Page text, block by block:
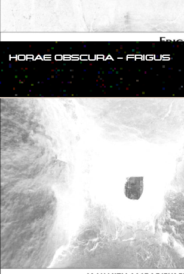
HORAE OBSCURA – FRIGUS
#SHOW